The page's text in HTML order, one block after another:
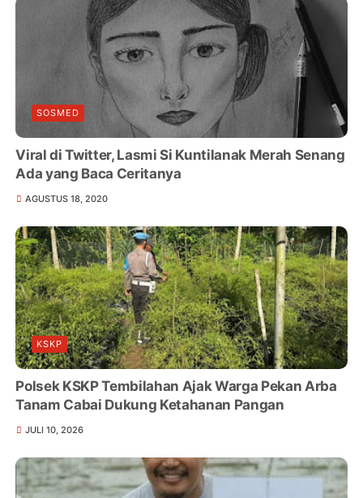
SOSMED
Viral di Twitter, Lasmi Si Kuntilanak Merah Senang
Ada yang Baca Ceritanya
AGUSTUS 18, 2020
KSKP
Polsek KSKP Tembilahan Ajak Warga Pekan Arba
Tanam Cabai Dukung Ketahanan Pangan
JULI 10, 2026